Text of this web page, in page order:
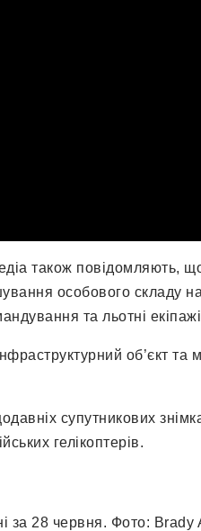
також повідомляють,
особового складу
та льотні
об’єкт та
супутникових
гелікоптерів.
за 28 червня. Фото: Brady